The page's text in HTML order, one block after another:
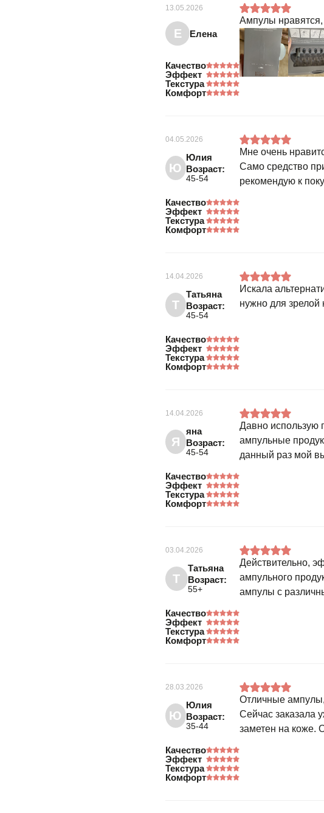
13.05.2026
Е Елена
Качество
Эффект
Текстура
Комфорт
Ампулы нравятся,
04.05.2026
Ю
Юлия
Возраст:
45-54
Качество
Эффект
Текстура
Комфорт
Мне очень
Само средство
рекомендую к
14.04.2026
Т
Татьяна
Возраст:
45-54
Качество
Эффект
Текстура
Комфорт
Искала
нужно для зрелой
14.04.2026
Я
яна
Возраст:
45-54
Качество
Эффект
Текстура
Комфорт
Давно использую
ампульные
данный раз мой
03.04.2026
Т
Татьяна
Возраст:
55+
Качество
Эффект
Текстура
Комфорт
Действительно,
ампульного
ампулы с
28.03.2026
Ю
Юлия
Возраст:
35-44
Качество
Эффект
Текстура
Комфорт
Отличные
Сейчас заказала
заметен на коже.